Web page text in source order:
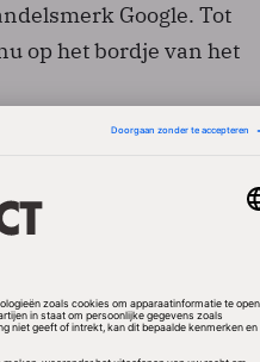
Google. Tot
op het bordje van het
van internet
dezelfde lading,
het doorzoeken van
worden als